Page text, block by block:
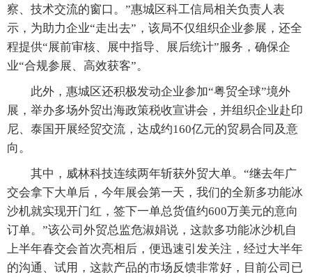
察、技术交流的窗口。”惠城区科工信局相关负责人表
示，为助力企业“走出去”，该局不仅组织企业参展，还全
程提供“展前审核、展中指导、展后统计”服务，确保企
业“合规参展、高效获客”。
此外，惠城区还积极发动企业参加“粤贸全球”境外
展，举办多场外贸出海政策税收宣讲会，并组织企业赴印
尼、泰国开展经贸交流，达成约160亿元的贸易合同及意
向。
其中，威林科技连续两年斩获外贸大单。“继去年广
交会拿下大单后，今年展会第一天，我们的全新多功能冰
沙机就实现开门红，签下一单总货值约600万美元的意向
订单。”该公司外贸总监危淑娟说，这款多功能冰沙机自
上半年春交会首次亮相后，便迅速引发关注，经过大半年
的沟通、试用，这款产品的市场反馈非常好，目前公司已